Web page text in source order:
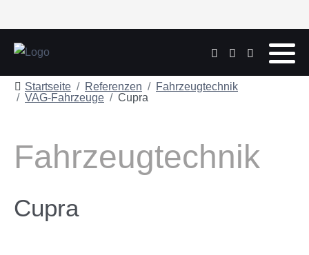
Startseite Referenzen
Fahrzeugtechnik
VAG-Fahrzeuge
Cupra
Fahrzeugtechnik
Cupra